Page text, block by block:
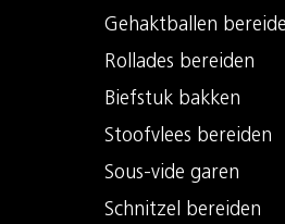
Gehaktballen
Rollades bereiden
Biefstuk bakken
Stoofvlees bereiden
Sous-vide garen
Schnitzel bereiden